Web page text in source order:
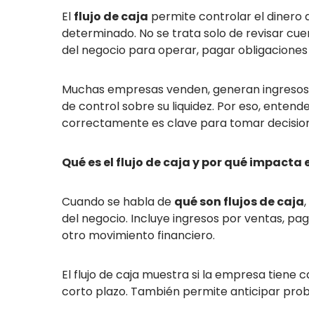
El flujo de caja permite controlar el dinero
determinado. No se trata solo de revisar
del negocio para operar, pagar
Muchas empresas venden, generan
de control sobre su liquidez. Por eso,
correctamente es clave para tomar
Qué es el flujo de caja y por qué impacta
Cuando se habla de qué son flujos de caja
del negocio. Incluye ingresos por ventas,
otro movimiento financiero.
El flujo de caja muestra si la empresa tiene
corto plazo. También permite anticipar